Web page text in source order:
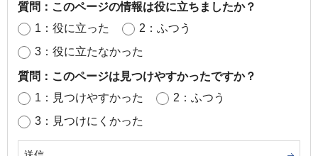
質問：このページの情報は役に立ちましたか？
1：役に立った
2：ふつう
3：役に立たなかった
質問：このページは見つけやすかったですか？
1：見つけやすかった
2：ふつう
3：見つけにくかった